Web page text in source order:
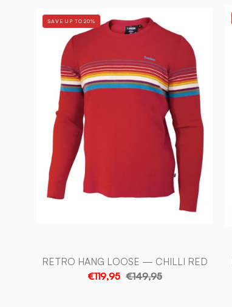
RETRO
HANG
—
CHILLI
RED
SAVE UP TO 20%
RETRO HANG LOOSE — CHILLI RED
€119,95 €149,95